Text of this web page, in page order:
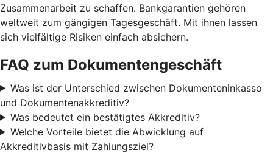
Zusammenarbeit zu schaffen. Bankgarantien gehören
weltweit zum gängigen Tagesgeschäft. Mit ihnen lassen
sich vielfältige Risiken einfach absichern.
FAQ zum Dokumentengeschäft
Was ist der Unterschied zwischen Dokumenteninkasso
und Dokumentenakkreditiv?
Was bedeutet ein bestätigtes Akkreditiv?
Welche Vorteile bietet die Abwicklung auf
Akkreditivbasis mit Zahlungsziel?